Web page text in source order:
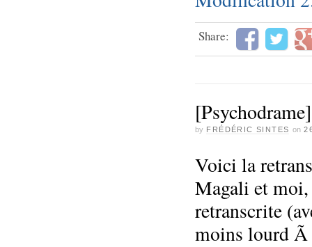
Share:
by FRÉDÉRIC SINTES on
Voici la
Magali et moi,
retranscrite
moins lourd